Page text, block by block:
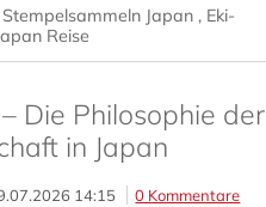
Stempelsammeln Japan , Eki-
Reise
Die Philosophie der
in Japan
14:15 0 Kommentare